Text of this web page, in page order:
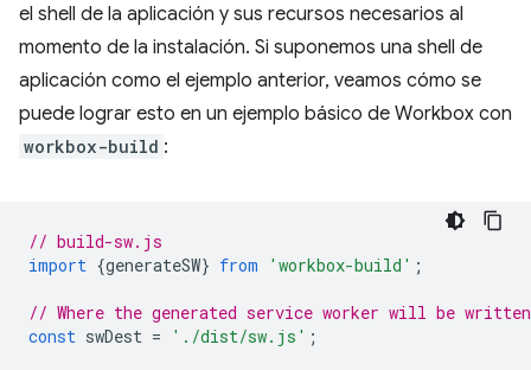
el shell de la aplicación y sus recursos necesarios al
momento de la instalación. Si suponemos una shell de
aplicación como el ejemplo anterior, veamos cómo se
puede lograr esto en un ejemplo básico de Workbox con
workbox-build :
// build-sw.js
import {generateSW} from 'workbox-build' ;
// Where the generated service worker will be
const swDest = './dist/sw.js' ;